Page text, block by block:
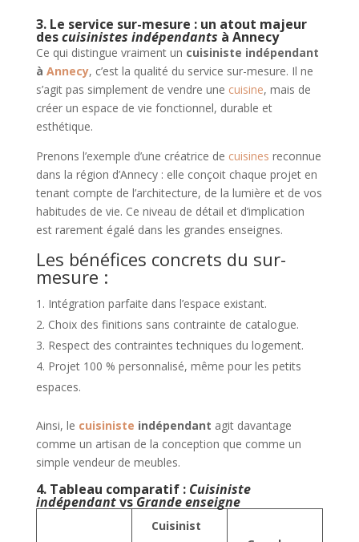
3. Le service sur-mesure : un atout majeur
descuisinistes indépendants à Annecy
Ce qui distingue vraiment un cuisiniste indépendant
à Annecy, c’est la qualité du service sur-mesure. Il ne
s’agit pas simplement de vendre une cuisine, mais de
créer un espace de vie fonctionnel, durable et
esthétique.
Prenons l’exemple d’une créatrice de cuisines reconnue
dans la région d’Annecy : elle conçoit chaque projet en
tenant compte de l’architecture, de la lumière et de vos
habitudes de vie. Ce niveau de détail et d’implication
est rarement égalé dans les grandes enseignes.
Les bénéfices concrets du sur-
mesure :
Intégration parfaite dans l’espace existant.
Choix des finitions sans contrainte de catalogue.
Respect des contraintes techniques du logement.
Projet 100 % personnalisé, même pour les petits
espaces.
Ainsi, le cuisiniste indépendant agit davantage
comme un artisan de la conception que comme un
simple vendeur de meubles.
4. Tableau comparatif : Cuisiniste
indépendantvsGrande enseigne
Cuisinist